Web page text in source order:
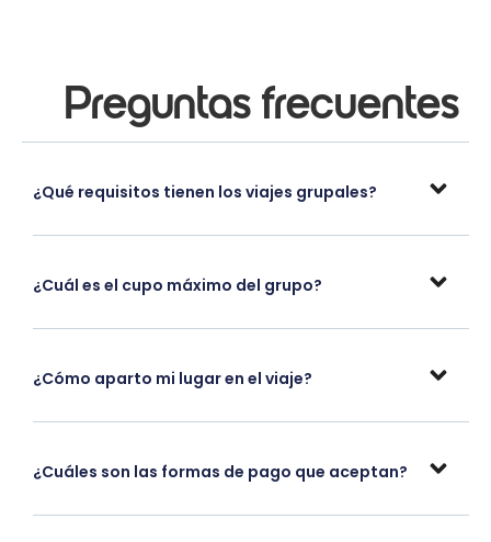
Preguntas frecuentes
¿Qué requisitos tienen los viajes grupales?
¿Cuál es el cupo máximo del grupo?
¿Cómo aparto mi lugar en el viaje?
¿Cuáles son las formas de pago que aceptan?